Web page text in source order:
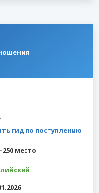
гид по поступлению
место